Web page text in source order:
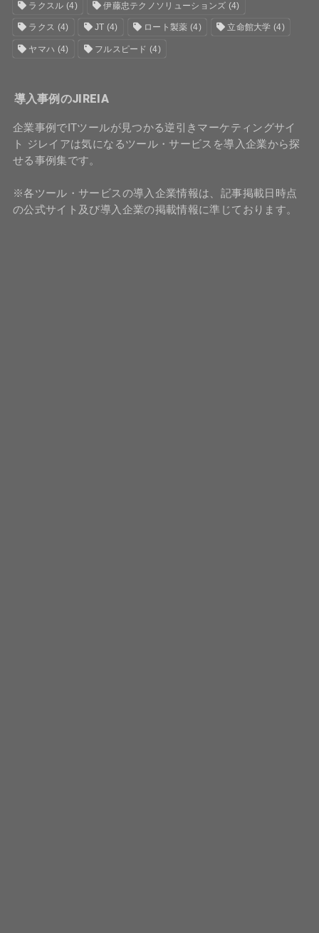
ラクスル (4) 伊藤忠テクノソリューションズ (4)
ラクス (4) JT (4) ロート製薬 (4) 立命館大学 (4)
ヤマハ (4) フルスピード (4)
導入事例のJIREIA
企業事例でITツールが見つかる逆引きマーケティングサイ
ト ジレイアは気になるツール・サービスを導入企業から探
せる事例集です。
※各ツール・サービスの導入企業情報は、記事掲載日時点
の公式サイト及び導入企業の掲載情報に準じております。